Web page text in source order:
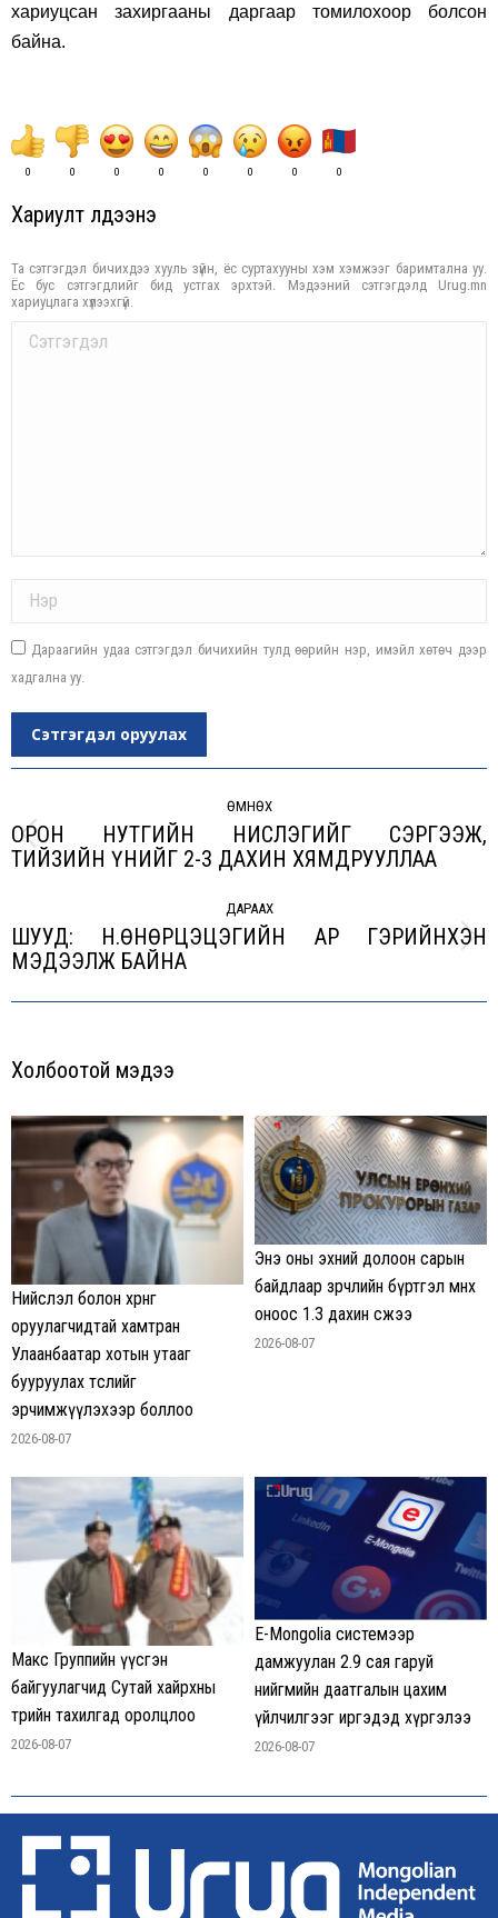
хариуцсан захиргааны даргаар томилохоор болсон
байна.
0 0 0 0 0 0 0 0
Хариулт үлдээнэ үү
Та сэтгэгдэл бичихдээ хууль зүйн, ёс суртахууны хэм хэмжээг баримтална уу.
Ёс бус сэтгэгдлийг бид устгах эрхтэй. Мэдээний сэтгэгдэлд Urug.mn
хариуцлага хүлээхгүй.
Comment
Дараагийн удаа сэтгэгдэл бичихийн тулд өөрийн нэр, имэйл хөтөч дээр
хадгална уу.
Сэтгэгдэл оруулах
navigation
ӨМНӨХ
Previous
ОРОН НУТГИЙН НИСЛЭГИЙГ СЭРГЭЭЖ,
ТИЙЗИЙН ҮНИЙГ 2-3 ДАХИН ХЯМДРУУЛЛАА
ДАРААХ
Next
ШУУД: Н.ӨНӨРЦЭЦЭГИЙН АР ГЭРИЙНХЭН
МЭДЭЭЛЖ БАЙНА
Холбоотой мэдээ
Нийслэл болон хөрөнгө
оруулагчидтай хамтран
Улаанбаатар хотын утааг
бууруулах төслийг
эрчимжүүлэхээр боллоо
2026-08-07
Энэ оны эхний долоон сарын
байдлаар зөрчлийн бүртгэл өмнөх
оноос 1.3 дахин өсжээ
2026-08-07
Макс Группийн үүсгэн
байгуулагчид Сутай хайрхны
төрийн тахилгад оролцлоо
2026-08-07
E-Mongolia системээр
дамжуулан 2.9 сая гаруй
нийгмийн даатгалын цахим
үйлчилгээг иргэдэд хүргэлээ
2026-08-07